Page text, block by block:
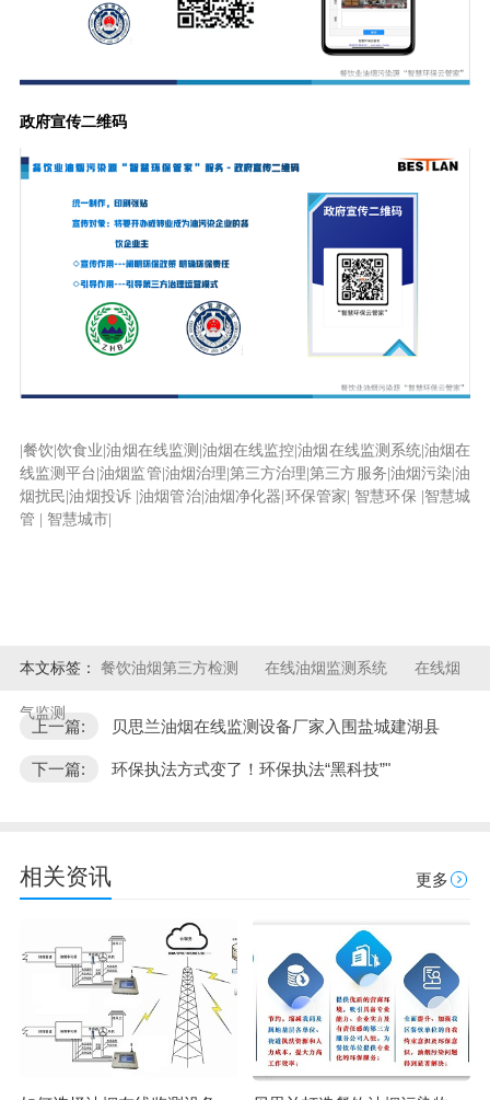
政府宣传二维码
餐饮 |饮食业|油烟在线监测|油烟在线监控|油烟在线监测系统|油烟在
线监测平台|油烟监管|油烟治理|第三方治理|第三方服务|油烟污染|油
烟扰民|油烟投诉 |油烟管治|油烟净化器|环保管家 智慧环保 智慧城
管
智慧城市|
本文标签： 餐饮油烟第三方检测 在线油烟监测系统 在线烟
气监测
上一篇: 贝思兰油烟在线监测设备厂家入围盐城建湖县
下一篇: 环保执法方式变了！环保执法“黑科技”"
相关资讯 更多